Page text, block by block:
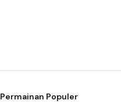
Permainan Populer